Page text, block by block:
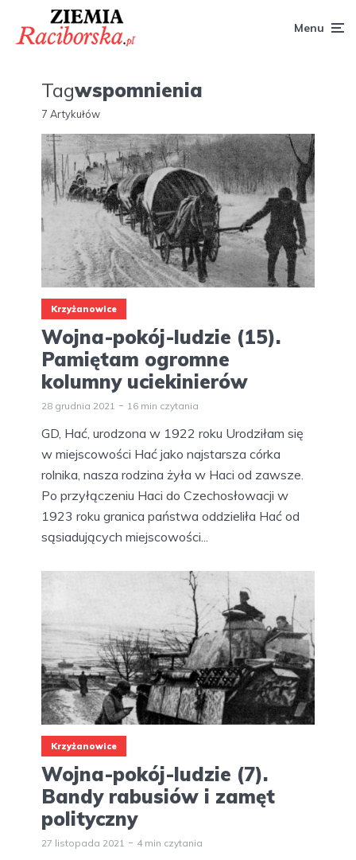
Menu
Tagwspomnienia
7 Artykułów
Krzyżanowice
Wojna-pokój-ludzie (15).
Pamiętam ogromne
kolumny uciekinierów
28 grudnia 2021 16 min czytania
GD, Hać, urodzona w 1922 roku Urodziłam się
w miejscowości Hać jako najstarsza córka
rolnika, nasza rodzina żyła w Haci od zawsze.
Po przyłączeniu Haci do Czechosłowacji w
1923 roku granica państwa oddzieliła Hać od
sąsiadujących miejscowości...
Krzyżanowice
Wojna-pokój-ludzie (7).
Bandy rabusiów i zamęt
polityczny
27 listopada 2021 4 min czytania